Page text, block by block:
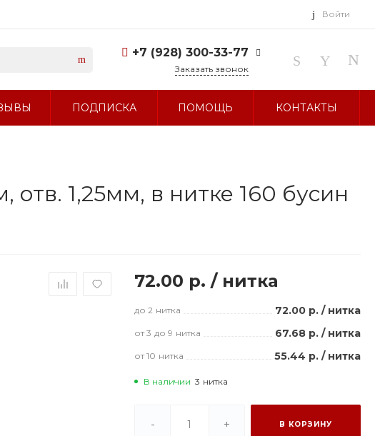
Войти
+7 (928) 300-33-77
г. Ставрополь, ул.
Заказать звонок
ПОДПИСКА ПОМОЩЬ КОНТАКТЫ
1,25мм, в нитке 160 бусин
72.00 р./ нитка
до 2 нитка 72.00 р. / нитка
от 3 до 9 нитка 67.68 р. / нитка
от 10 нитка 55.44 р. / нитка
В наличии 3 нитка
- + В КОРЗИНУ